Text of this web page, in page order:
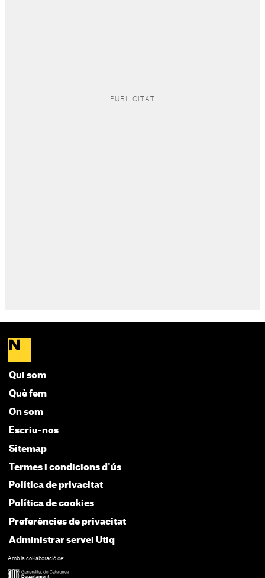
Qui som
Què fem
On som
Escriu-nos
Sitemap
Termes i condicions d'ús
Política de privacitat
Política de cookies
Preferències de privacitat
Administrar servei Utiq
Amb la col·laboració de: